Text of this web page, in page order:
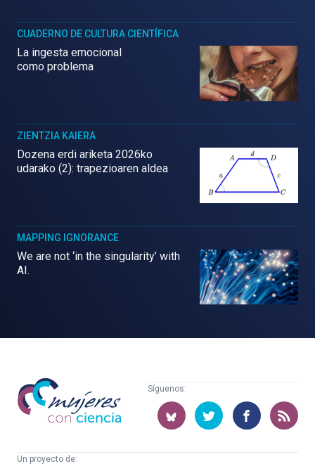
CUADERNO DE CULTURA CIENTÍFICA
La ingesta emocional
como problema
ZIENTZIA KAIERA
Dozena erdi ariketa 2026ko
udarako (2): trapezioaren aldea
MAPPING IGNORANCE
We are not ‘in the singularity’ with
AI.
Mujeres
con
ciencia
Síguenos:
Un proyecto de: